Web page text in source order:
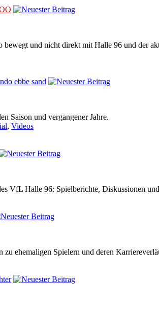
und nicht direkt mit Halle 96 und der
ebbe sand
Saison und vergangener Jahre.
, Videos
VfL Halle 96: Spielberichte, Diskussionen
zu ehemaligen Spielern und deren